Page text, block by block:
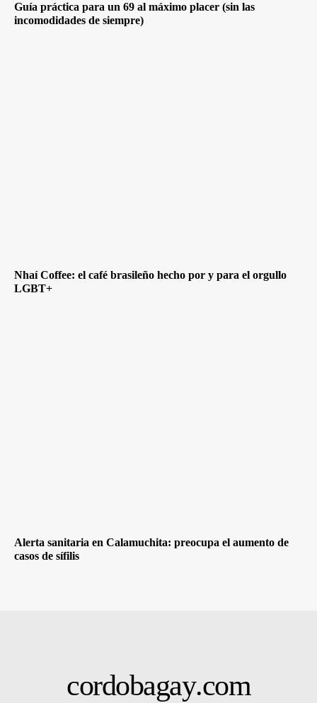
Guía práctica para un 69 al máximo placer (sin las
incomodidades de siempre)
Nhaí Coffee: el café brasileño hecho por y para el orgullo
LGBT+
Alerta sanitaria en Calamuchita: preocupa el aumento de
casos de sífilis
cordobagay.com